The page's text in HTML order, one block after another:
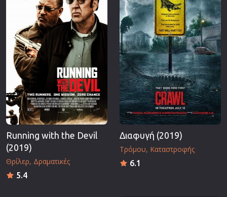
Running with the Devil
(2019)
Θρίλερ Δραματικές
5.4
Διαφυγή (2019)
Τρόμου Καταστροφής
6.1